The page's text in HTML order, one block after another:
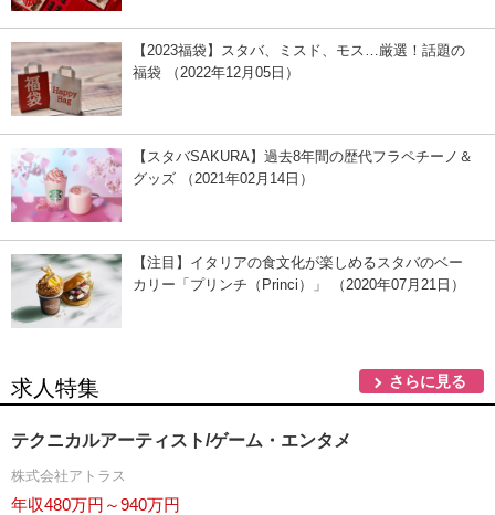
【2023福袋】スタバ、ミスド、モス…厳選！話題の
福袋 （2022年12月05日）
【スタバSAKURA】過去8年間の歴代フラペチーノ＆
グッズ （2021年02月14日）
【注目】イタリアの食文化が楽しめるスタバのベー
カリー「プリンチ（Princi）」 （2020年07月21日）
求人特集 さらに見る
テクニカルアーティスト/ゲーム・エンタメ
株式会社アトラス
年収480万円～940万円